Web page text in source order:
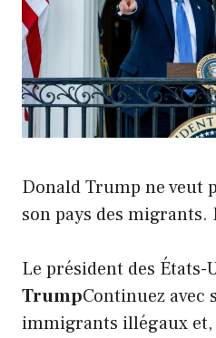
Donald Trump ne veut
son pays des migrants.
Le président des États-
TrumpContinuez avec
immigrants illégaux